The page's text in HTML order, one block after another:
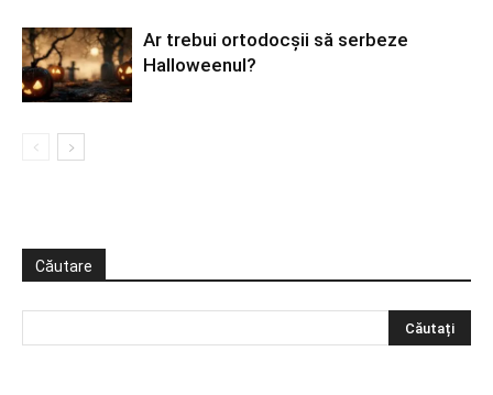
Ar trebui ortodocşii să serbeze
Halloweenul?
Căutare